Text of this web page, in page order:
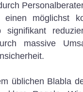
möglichst
signifikant
massive
üblichen Blabla